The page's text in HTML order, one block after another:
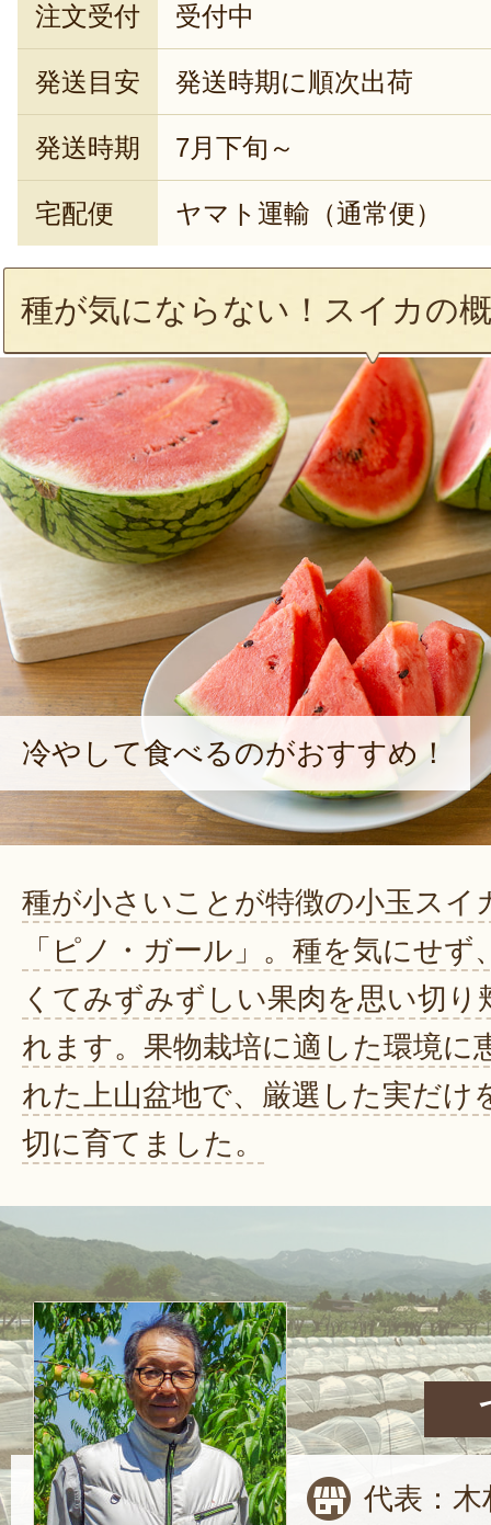
注文受付 受付中
発送目安 発送時期に順次出荷
発送時期 7月下旬～
宅配便 ヤマト運輸（通常便）
種が気にならない！スイカの
冷やして食べるのがおすすめ！
種が小さいことが特徴の小玉スイ
「ピノ・ガール」。種を気にせず
くてみずみずしい果肉を思い切り
れます。果物栽培に適した環境に
れた上山盆地で、厳選した実だけ
切に育てました。
代表：木